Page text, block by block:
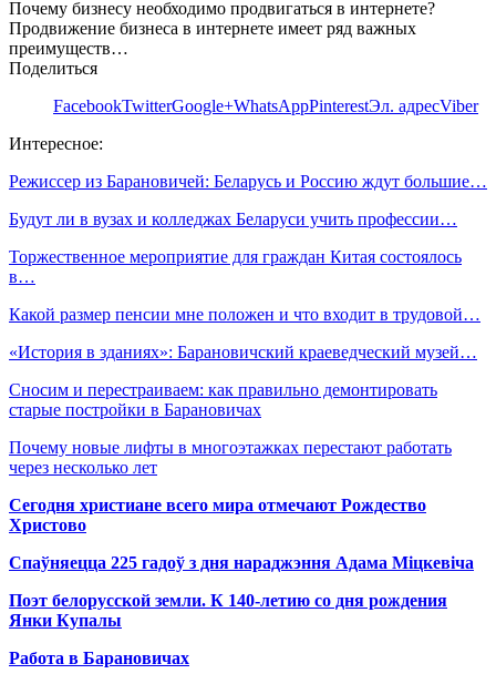
Почему бизнесу необходимо продвигаться в интернете?
Продвижение бизнеса в интернете имеет ряд важных
преимуществ…
Поделиться
FacebookTwitterGoogle+WhatsAppPinterestЭл. адресViber
Интересное:
Режиссер из Барановичей: Беларусь и Россию ждут большие…
Будут ли в вузах и колледжах Беларуси учить профессии…
Торжественное мероприятие для граждан Китая состоялось
в…
Какой размер пенсии мне положен и что входит в трудовой…
«История в зданиях»: Барановичский краеведческий музей…
Сносим и перестраиваем: как правильно демонтировать
старые постройки в Барановичах
Почему новые лифты в многоэтажках перестают работать
через несколько лет
Сегодня христиане всего мира отмечают Рождество
Христово
Спаўняецца 225 гадоў з дня нараджэння Адама Міцкевіча
Поэт белорусской земли. К 140-летию со дня рождения
Янки Купалы
Работа в Барановичах